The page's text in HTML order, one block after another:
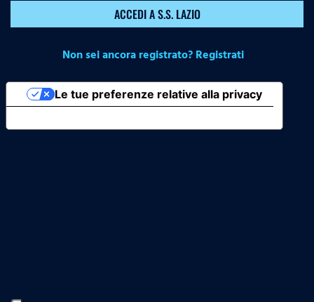
ACCEDI A S.S. LAZIO
Non sei ancora registrato? Registrati
Le tue preferenze relative alla privacy